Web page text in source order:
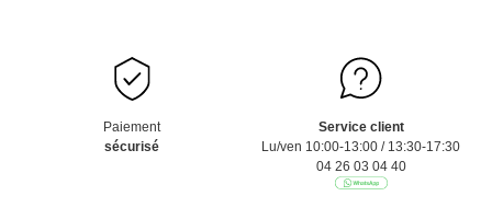
Paiement
sécurisé
Service client
Lu/ven 10:00-13:00 / 13:30-17:30
04 26 03 04 40